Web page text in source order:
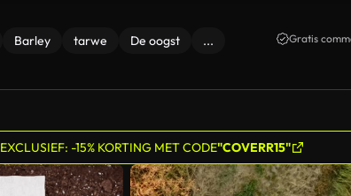
Barley tarwe De oogst ... Gratis
EXCLUSIEF: -15% KORTING MET CODE"COVERR15"